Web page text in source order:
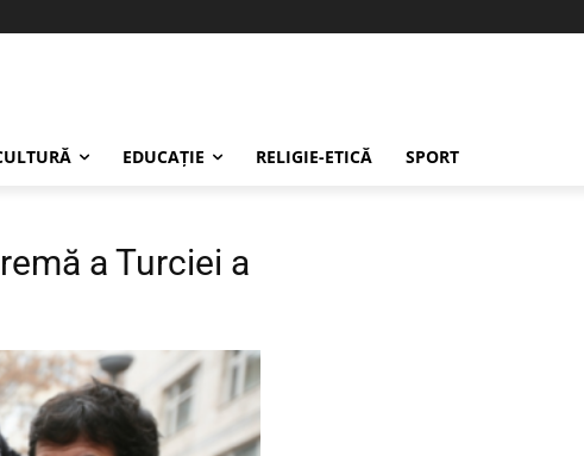
EDUCAŢIE RELIGIE-ETICĂ SPORT
a Turciei a